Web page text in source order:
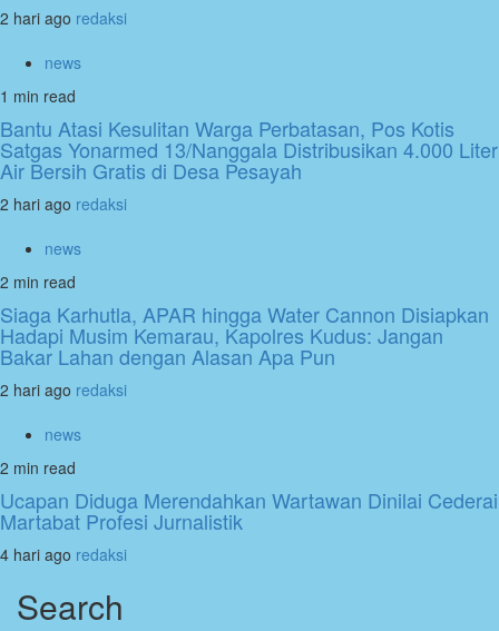
2 hari ago redaksi
news
1 min read
Bantu Atasi Kesulitan Warga Perbatasan, Pos Kotis
Satgas Yonarmed 13/Nanggala Distribusikan 4.000 Liter
Air Bersih Gratis di Desa Pesayah
2 hari ago redaksi
news
2 min read
Siaga Karhutla, APAR hingga Water Cannon Disiapkan
Hadapi Musim Kemarau, Kapolres Kudus: Jangan
Bakar Lahan dengan Alasan Apa Pun
2 hari ago redaksi
news
2 min read
Ucapan Diduga Merendahkan Wartawan Dinilai Cederai
Martabat Profesi Jurnalistik
4 hari ago redaksi
Search